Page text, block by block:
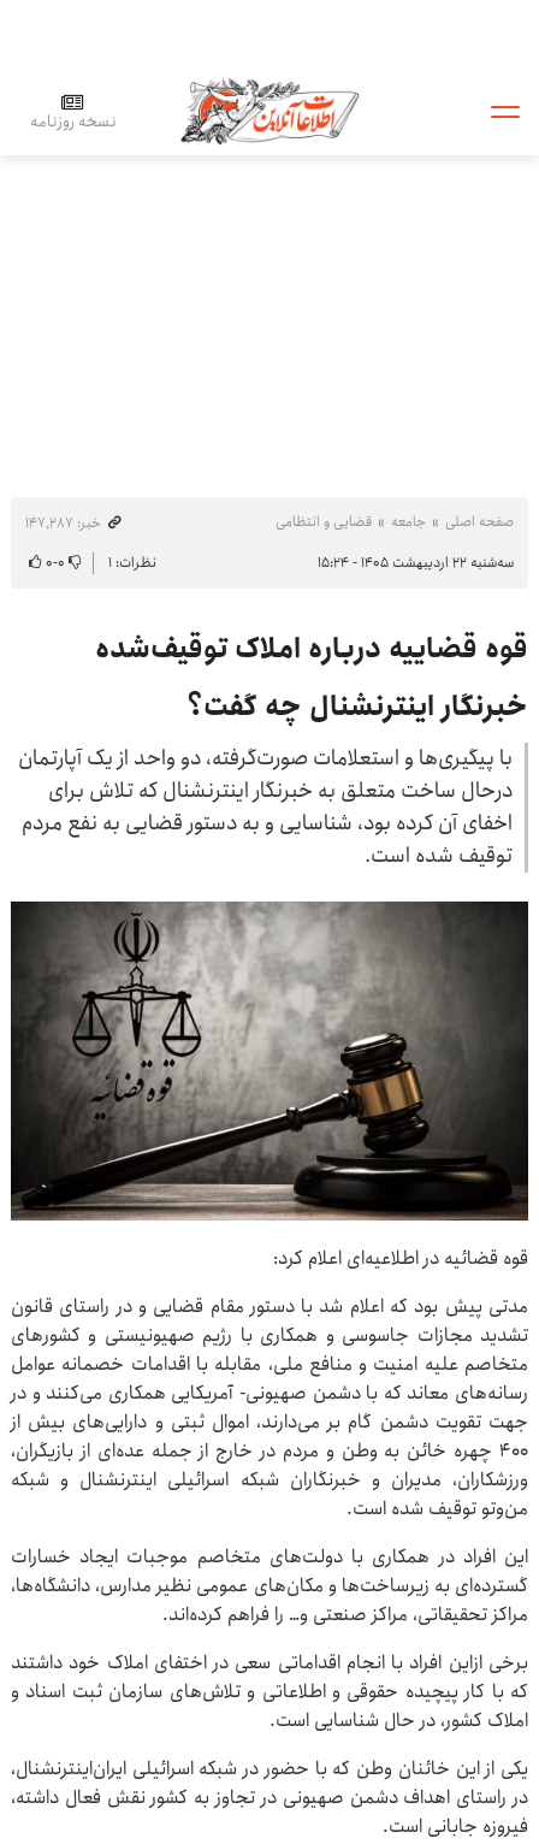
نسخه روزنامه
صفحه اصلی جامعه قضایی و انتظامی
خبر: ۱۴۷٬۲۸۷
سه‌شنبه ۲۲ اردیبهشت ۱۴۰۵ - ۱۵:۲۴
نظرات: ۱ ۰-۰
قوه قضاییه درباره املاک توقیف‌شده
خبرنگار اینترنشنال چه گفت؟
با پیگیری‌ها و استعلامات صورت‌گرفته، دو واحد از یک آپارتمان
درحال ساخت متعلق به خبرنگار اینترنشنال که تلاش برای
اخفای آن کرده بود، شناسایی و به دستور قضایی به نفع مردم
توقیف شده است.
قوه قضائیه در اطلاعیه‌ای اعلام کرد:
مدتی پیش بود که اعلام شد با دستور مقام قضایی و در راستای قانون
تشدید مجازات جاسوسی و همکاری با رژیم صهیونیستی و کشورهای
متخاصم علیه امنیت و منافع ملی، مقابله با اقدامات خصمانه عوامل
رسانه‌های معاند که با دشمن صهیونی- آمریکایی همکاری می‌کنند و در
جهت تقویت دشمن گام بر می‌دارند، اموال ثبتی و دارایی‌های بیش از
۴۰۰ چهره خائن به وطن و مردم در خارج از جمله عده‌ای از بازیگران،
ورزشکاران، مدیران و خبرنگاران شبکه اسرائیلی اینترنشنال و شبکه
من‌وتو توقیف شده است.
این افراد در همکاری با دولت‌های متخاصم موجبات ایجاد خسارات
گسترده‌ای به زیرساخت‌ها و مکان‌های عمومی نظیر مدارس، دانشگاه‌ها،
مراکز تحقیقاتی، مراکز صنعتی و… را فراهم کرده‌اند.
برخی ازاین افراد با انجام اقداماتی سعی در اختفای املاک خود داشتند
که با کار پیچیده حقوقی و اطلاعاتی و تلاش‎‌های سازمان ثبت اسناد و
املاک کشور، در حال شناسایی است.
یکی از این خائنان وطن که با حضور در شبکه اسرائیلی ایران‌اینترنشنال،
در راستای اهداف دشمن صهیونی در تجاوز به کشور نقش فعال داشته،
فیروزه جابانی است.